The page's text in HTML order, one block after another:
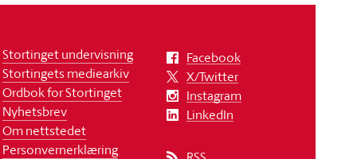
Stortinget undervisning
Stortingets mediearkiv
Ordbok for Stortinget
Nyhetsbrev
Om nettstedet
Personvernerklæring
Facebook
X/Twitter
Instagram
LinkedIn